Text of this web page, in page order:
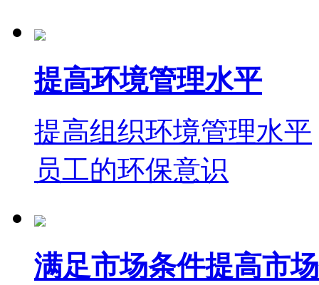
提高环境管理水平
提高组织环境管理水平
员工的环保意识
满足市场条件提高市